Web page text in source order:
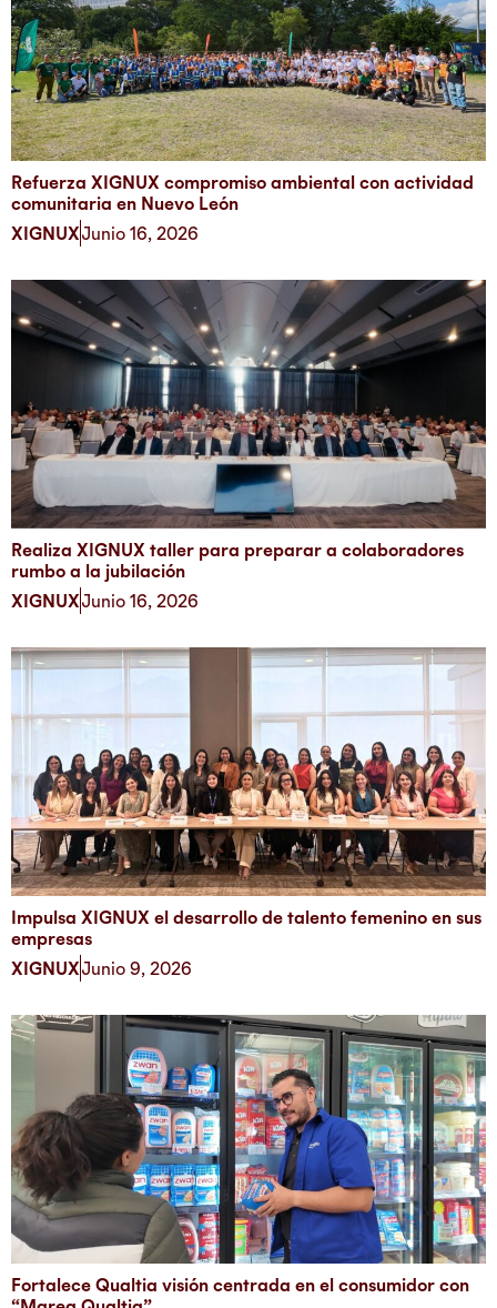
Refuerza XIGNUX compromiso ambiental con actividad
comunitaria en Nuevo León
XIGNUXJunio 16, 2026
Realiza XIGNUX taller para preparar a colaboradores
rumbo a la jubilación
XIGNUXJunio 16, 2026
Impulsa XIGNUX el desarrollo de talento femenino en sus
empresas
XIGNUXJunio 9, 2026
Fortalece Qualtia visión centrada en el consumidor con